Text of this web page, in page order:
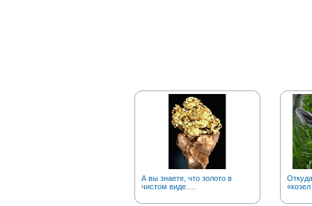
А вы знаете, что золото в
чистом виде….